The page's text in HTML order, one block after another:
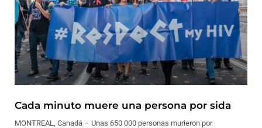
Cada minuto muere una persona por sida
MONTREAL, Canadá – Unas 650 000 personas murieron por